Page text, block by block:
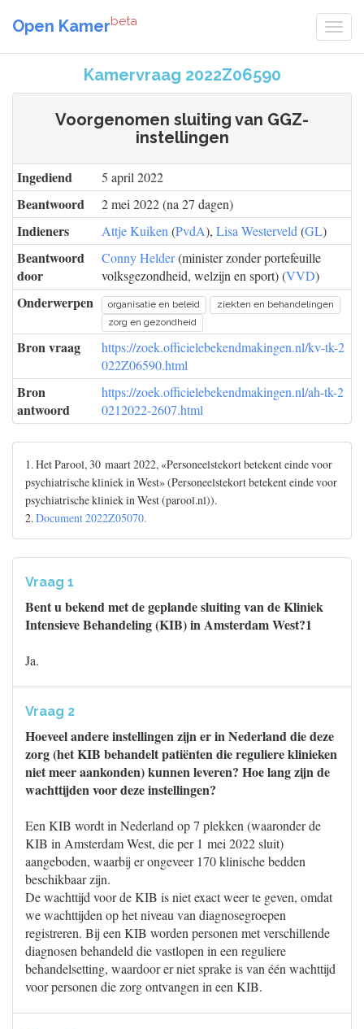
Open Kamerbeta
Kamervraag 2022Z06590
Voorgenomen sluiting van GGZ-
instellingen
Ingediend 5 april 2022
Beantwoord 2 mei 2022 (na 27 dagen)
Indieners Attje Kuiken (PvdA), Lisa Westerveld (GL)
Beantwoord
door
Conny Helder(minister zonder portefeuille
volksgezondheid, welzijn en sport) (VVD)
Onderwerpen organisatie en beleid
ziekten en behandelingen
zorg en gezondheid
Bron vraag
https://zoek.officielebekendmakingen.nl/kv-tk-2
022Z06590.html
Bron
antwoord
https://zoek.officielebekendmakingen.nl/ah-tk-2
0212022-2607.html
1. Het Parool, 30 maart 2022, «Personeelstekort betekent einde voor
psychiatrische kliniek in West» (Personeelstekort betekent einde voor
psychiatrische kliniek in West (parool.nl)).
2.Document 2022Z05070.
Vraag 1
Bent u bekend met de geplande sluiting van de Kliniek
Intensieve Behandeling (KIB) in Amsterdam West?1
Ja.
Vraag 2
Hoeveel andere instellingen zijn er in Nederland die deze
zorg (het KIB behandelt patiënten die reguliere klinieken
niet meer aankonden) kunnen leveren? Hoe lang zijn de
wachttijden voor deze instellingen?
Een KIB wordt in Nederland op 7 plekken (waaronder de
KIB in Amsterdam West, die per 1 mei 2022 sluit)
aangeboden, waarbij er ongeveer 170 klinische bedden
beschikbaar zijn.
De wachttijd voor de KIB is niet exact weer te geven, omdat
we wachttijden op het niveau van diagnosegroepen
registreren. Bij een KIB worden personen met verschillende
diagnosen behandeld die vastlopen in een reguliere
behandelsetting, waardoor er niet sprake is van één wachttijd
voor personen die zorg ontvangen in een KIB.